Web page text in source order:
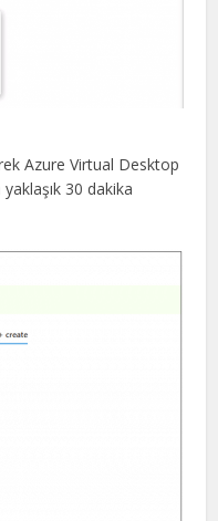
Azure Virtual Desktop
30 dakika